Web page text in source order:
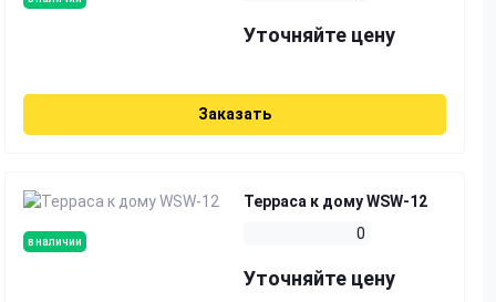
Уточняйте цену
Заказать
в наличии
Терраса к дому WSW-12
0
Уточняйте цену